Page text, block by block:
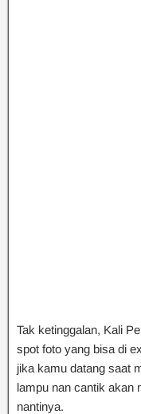
Tak ketinggalan, Kali
spot foto yang bisa di
jika kamu datang saat
lampu nan cantik akan
nantinya.